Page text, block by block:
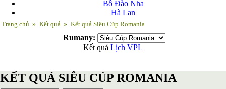
Bồ Đào Nha
Hà Lan
Nga
Albania
Andorra
Armenia
Belarus
Trang chủ » Kết quả » Kết quả Siêu Cúp Romania
Rumany:
Kết quả Lịch VPL
KẾT QUẢ SIÊU CÚP ROMANIA